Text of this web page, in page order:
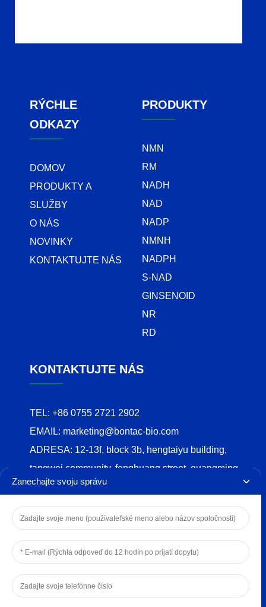
RÝCHLE
ODKAZY
DOMOV
PRODUKTY A
SLUŽBY
O NÁS
NOVINKY
KONTAKTUJTE NÁS
PRODUKTY
NMN
RM
NADH
NAD
NADP
NMNH
NADPH
S-NAD
GINSENOID
NR
RD
KONTAKTUJTE NÁS
TEL: +86 0755 2721 2902
EMAIL: marketing@bontac-bio.com
ADRESA: 12-13f, block 3b, hengtaiyu building,
tangwei community, fenghuang street, guangming
district, shenzhen
ENGINEERING(SHENZHEN) CO.,LTD.
ZÁSADY OCHRANY SÚKROMIA
Zanechajte svoju správu